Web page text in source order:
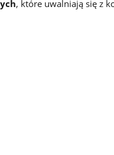
, które uwalniają się z